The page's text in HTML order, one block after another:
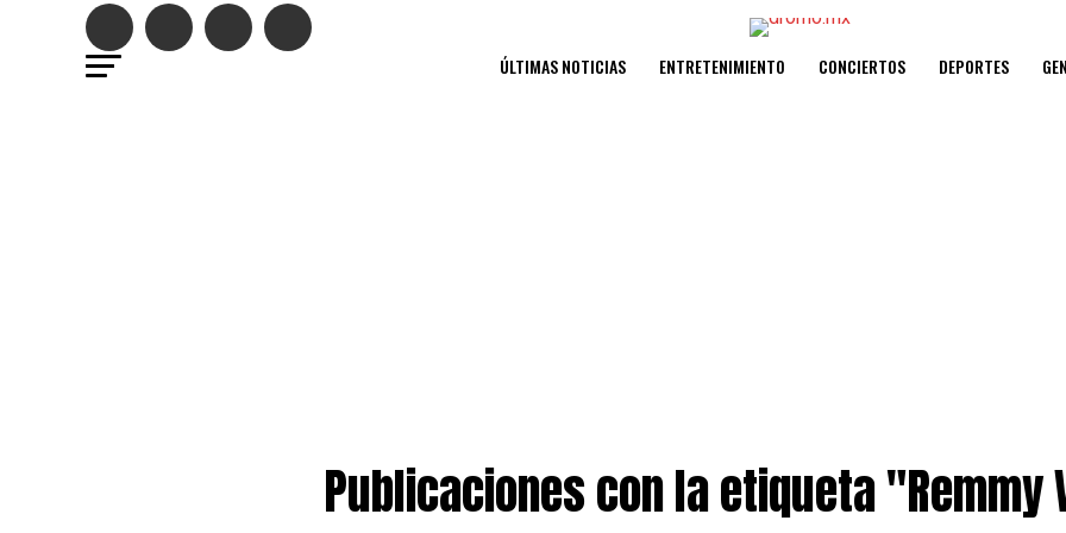
ÚLTIMAS NOTICIAS ENTRETENIMIENTO CONCIERTOS DEPORTES
Publicaciones con la etiqueta "Remmy